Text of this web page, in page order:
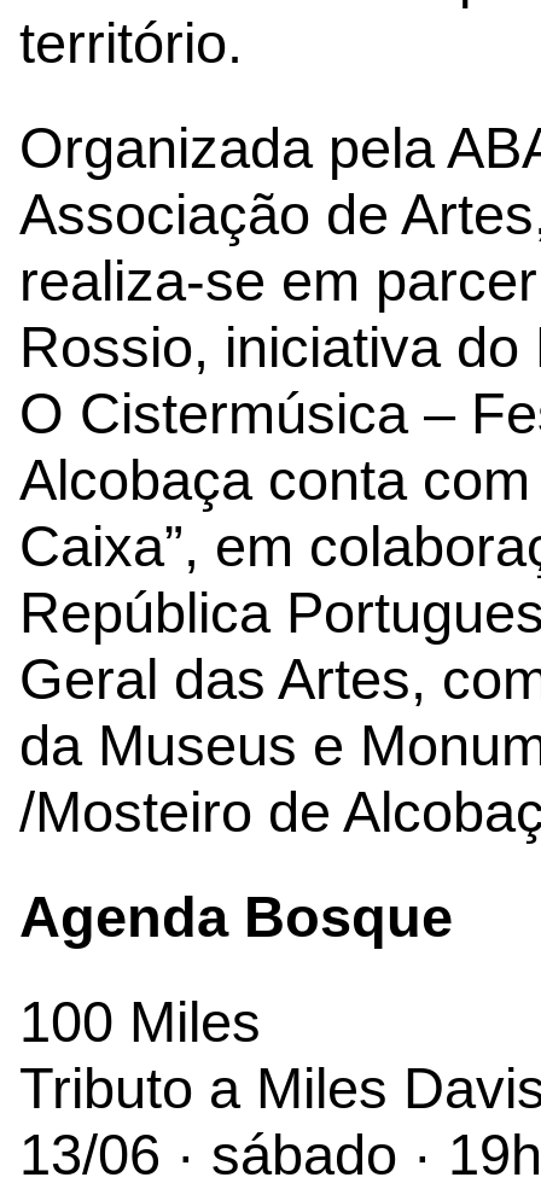
território.
Organizada pela
Associação de
realiza-se em
Rossio, iniciativa
O Cistermúsica –
Alcobaça conta
Caixa”, em
República
Geral das Artes,
da Museus e
/Mosteiro de
Agenda Bosque
100 Miles
Tributo a Miles
13/06 · sábado ·